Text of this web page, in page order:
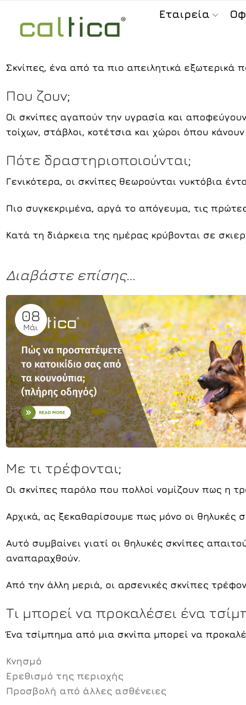
Εταιρεία
Σκνίπες, ένα από τα πιο απειλητικά εξωτερικά
Που ζουν;
Οι σκνίπες αγαπούν την υγρασία και
τοίχων, στάβλοι, κοτέτσια και χώροι όπου
Πότε δραστηριοποιούνται;
Γενικότερα, οι σκνίπες θεωρούνται νυκτόβια
Πιο συγκεκριμένα, αργά το απόγευμα, τις
Κατά τη διάρκεια της ημέρας κρύβονται σε
Διαβάστε επίσης...
08
Μάι
Με τι τρέφονται;
Οι σκνίπες παρόλο που πολλοί νομίζουν πως η
Αρχικά, ας ξεκαθαρίσουμε πως μόνο οι θηλυκές
Αυτό συμβαίνει γιατί οι θηλυκές σκνίπες
αναπαραχθούν.
Από την άλλη μεριά, οι αρσενικές σκνίπες
Τι μπορεί να προκαλέσει ένα
Ένα τσίμπημα από μια σκνίπα μπορεί να
Κνησμό
Ερεθισμό της περιοχής
Προσβολή από άλλες ασθένειες